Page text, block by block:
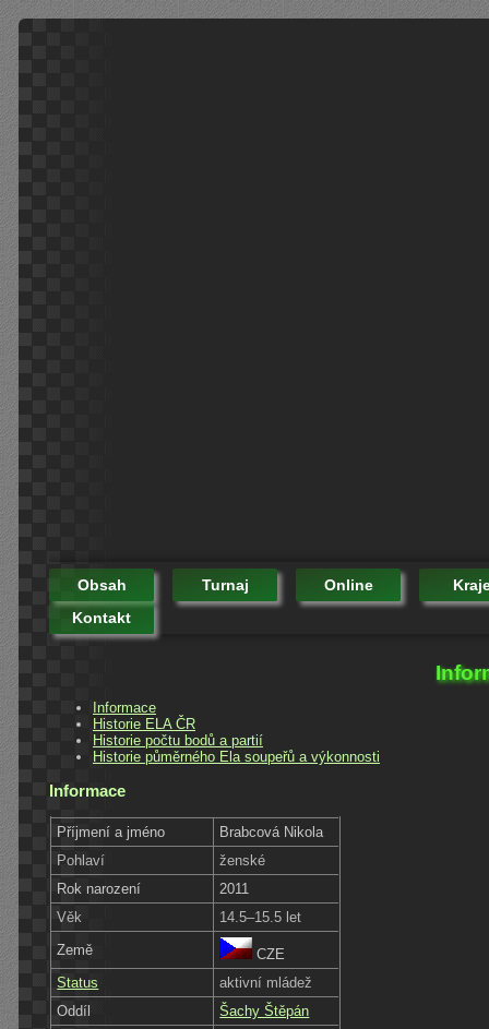
Obsah Turnaj Online
Kontakt
Informace
Historie ELA ČR
Historie počtu bodů a partií
Historie půměrného Ela soupeřů a výkonnosti
Informace
Příjmení a jméno
Brabcová Nikola
Pohlaví
ženské
Rok narození
2011
Věk
14.5–15.5 let
Země
CZE
Status
aktivní mládež
Oddíl
Šachy Štěpán